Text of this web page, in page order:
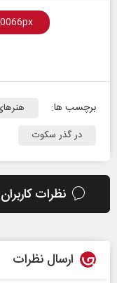
برچسب ها:
در گذر سکوت
نظرات کاربران
ارسال نظرات